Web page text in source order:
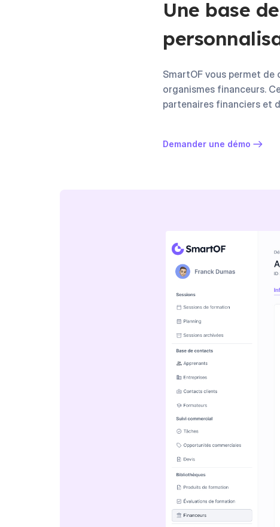
Une base
SmartOF vous permet
organismes financeurs.
partenaires financiers et
Demander une démo